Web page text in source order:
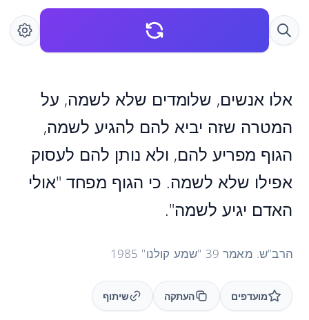
אלו אנשים, שלומדים שלא לשמה, על
המטרה שזה יביא להם להגיע לשמה,
הגוף מפריע להם, ולא נותן להם לעסוק
אפילו שלא לשמה. כי הגוף מפחד "אולי
האדם יגיע לשמה".
הרב"ש. מאמר 39 "שמע קולנו" 1985
מועדפים העתקה שיתוף